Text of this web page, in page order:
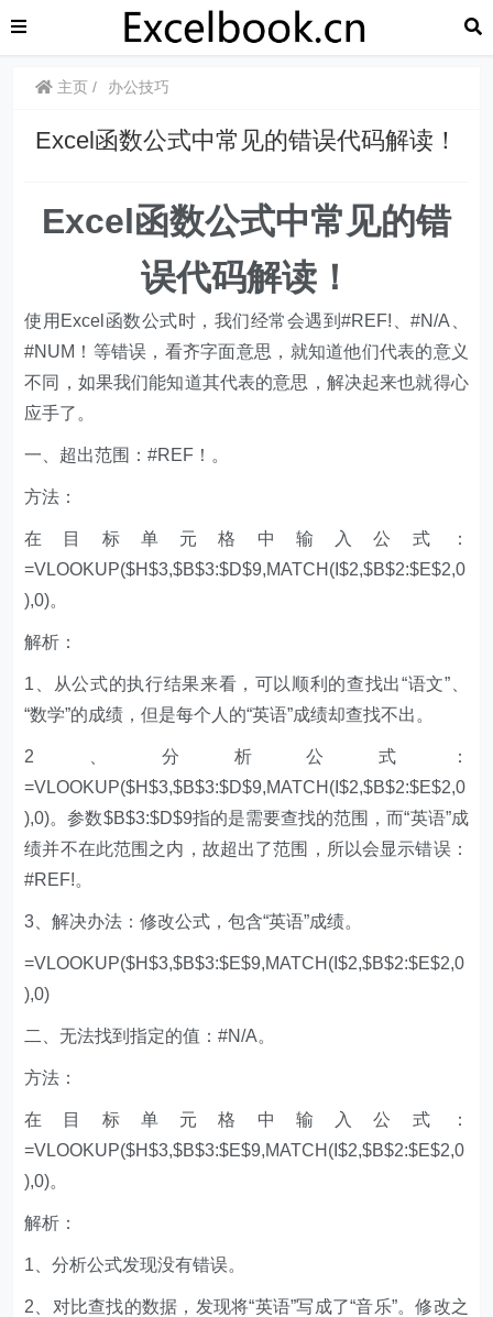
主页 办公技巧
​​Excel函数公式中常见的错误代码解读！
​​Excel函数公式中常见的错
误代码解读！
使用Excel函数公式时，我们经常会遇到#REF!、#N/A、
#NUM！等错误，看齐字面意思，就知道他们代表的意义
不同，如果我们能知道其代表的意思，解决起来也就得心
应手了。
一、超出范围：#REF！。
方法：
在目标单元格中输入公式：
=VLOOKUP($H$3,$B$3:$D$9,MATCH(I$2,$B$2:$E$2,0
),0)。
解析：
1、从公式的执行结果来看，可以顺利的查找出“语文”、
“数学”的成绩，但是每个人的“英语”成绩却查找不出。
2、分析公式：
=VLOOKUP($H$3,$B$3:$D$9,MATCH(I$2,$B$2:$E$2,0
),0)。参数$B$3:$D$9指的是需要查找的范围，而“英语”成
绩并不在此范围之内，故超出了范围，所以会显示错误：
#REF!。
3、解决办法：修改公式，包含“英语”成绩。
=VLOOKUP($H$3,$B$3:$E$9,MATCH(I$2,$B$2:$E$2,0
),0)
二、无法找到指定的值：#N/A。
方法：
在目标单元格中输入公式：
=VLOOKUP($H$3,$B$3:$E$9,MATCH(I$2,$B$2:$E$2,0
),0)。
解析：
1、分析公式发现没有错误。
2、对比查找的数据，发现将“英语”写成了“音乐”。修改之